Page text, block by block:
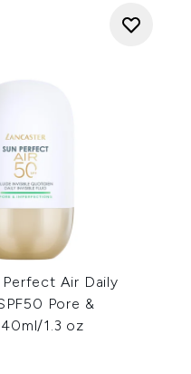
Air Daily
Pore &
1.3 oz